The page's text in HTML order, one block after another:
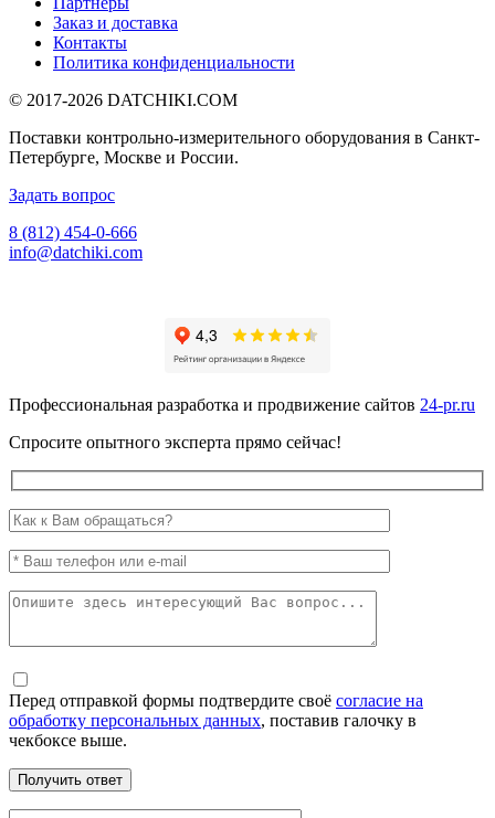
Заказ и доставка
Контакты
Политика конфиденциальности
© 2017-2026 DATCHIKI.COM
Поставки контрольно-измерительного оборудования в Санкт-
Петербурге, Москве и России.
Задать вопрос
8 (812) 454-0-666
info@datchiki.com
Профессиональная разработка и продвижение сайтов 24-pr.ru
Спросите опытного эксперта прямо сейчас!
Перед отправкой формы подтвердите своё согласие на
обработку персональных данных, поставив галочку в
чекбоксе выше.